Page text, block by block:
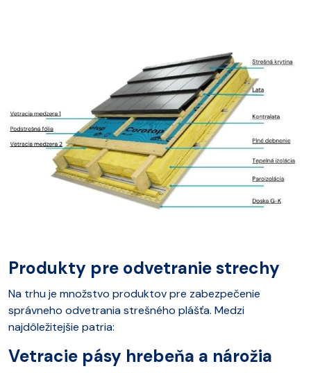
Produkty pre odvetranie strechy
Na trhu je množstvo produktov pre zabezpečenie
správneho odvetrania strešného plášťa. Medzi
najdôležitejšie patria:
Vetracie pásy hrebeňa a nárožia